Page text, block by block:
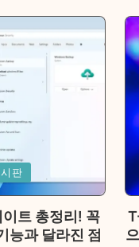
판
트 총정리! 꼭
능과 달라진 점